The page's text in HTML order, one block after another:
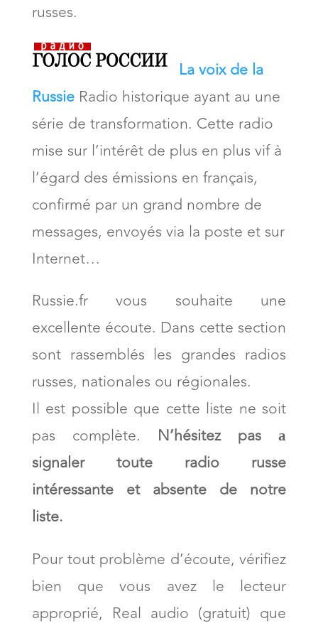
russes.
La voix de la
RussieRadio historique ayant au une
série de transformation. Cette radio
mise sur l’intérêt de plus en plus vif à
l’égard des émissions en français,
confirmé par un grand nombre de
messages, envoyés via la poste et sur
Internet…
Russie.fr vous souhaite une
excellente écoute. Dans cette section
sont rassemblés les grandes radios
russes, nationales ou régionales.
Il est possible que cette liste ne soit
pas complète. N’hésitez pas а
signaler toute radio russe
intéressante et absente de notre
liste.
Pour tout problème d’écoute, vérifiez
bien que vous avez le lecteur
approprié, Real audio (gratuit) que